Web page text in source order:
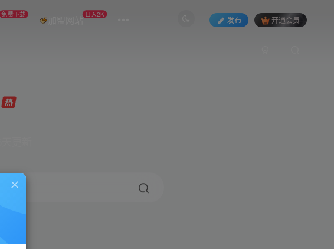
免费下载 加盟网站 日入2K
发布 开通会员